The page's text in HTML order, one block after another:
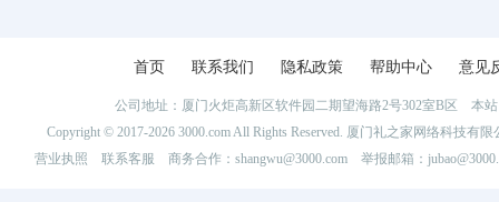
首页 联系我们 隐私政策 帮助中心 意见
公司地址：厦门火炬高新区软件园二期望海路2号302室B区 本
Copyright © 2017-2026 3000.com All Rights Reserved. 厦门礼之家网络科技
营业执照
联系客服 商务合作：shangwu@3000.com 举报邮箱：